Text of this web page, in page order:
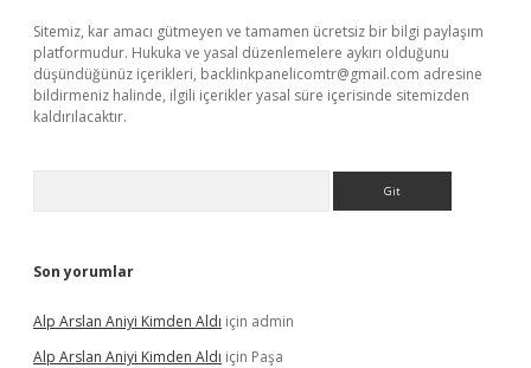
Sitemiz, kar amacı gütmeyen ve tamamen ücretsiz bir bilgi paylaşım
platformudur. Hukuka ve yasal düzenlemelere aykırı olduğunu
düşündüğünüz içerikleri, backlinkpanelicomtr@gmail.com adresine
bildirmeniz halinde, ilgili içerikler yasal süre içerisinde sitemizden
kaldırılacaktır.
Son yorumlar
Alp Arslan Aniyi Kimden Aldı için admin
Alp Arslan Aniyi Kimden Aldı için Paşa